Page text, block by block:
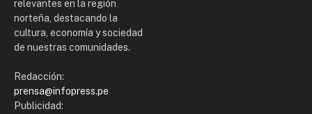
relevantes en la región
norteña, destacando la
cultura, economía y sociedad
de nuestras comunidades.
Redacción:
prensa@infopress.pe
Publicidad: